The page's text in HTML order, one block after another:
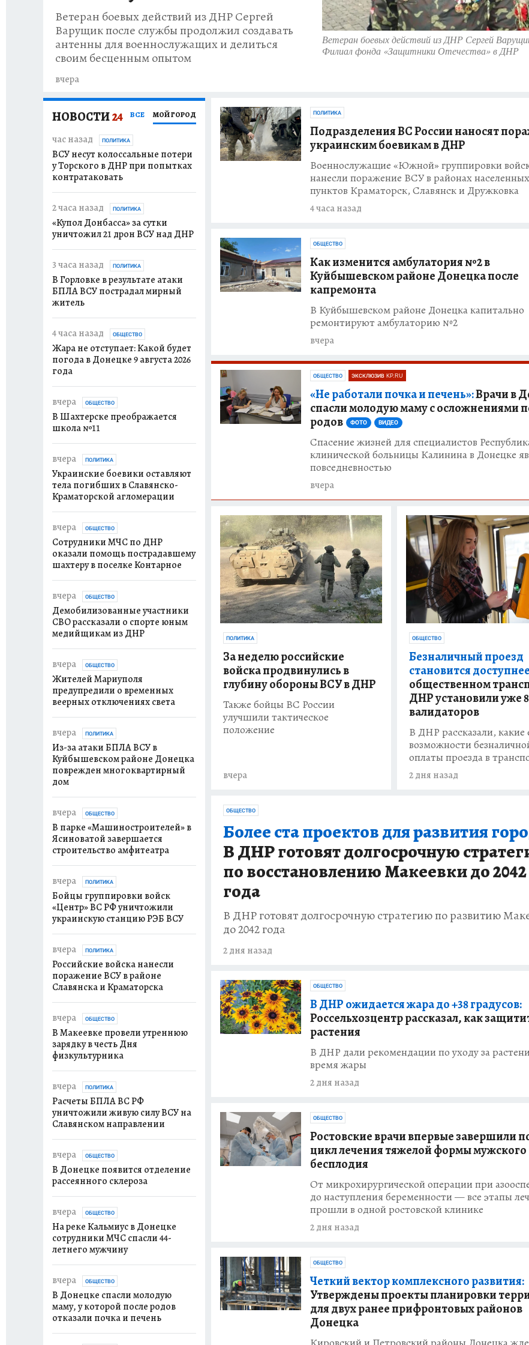
Ветеран боевых действий из ДНР Сергей
Филиал фонда «Защитники Отечества» в ДНР
Ветеран боевых действий из ДНР Сергей
Варущик после службы продолжил создавать
антенны для военнослужащих и делиться
своим бесценным опытом
вчера
ПОЛИТИКА
Подразделения ВС России наносят
украинским боевикам в ДНР
Военнослужащие «Южной» группировки
нанесли поражение ВСУ в районах населенных
пунктов Краматорск, Славянск и Дружковка
4 часа назад
ОБЩЕСТВО
Как изменится амбулатория №2 в
Куйбышевском районе Донецка после
капремонта
В Куйбышевском районе Донецка капитально
ремонтируют амбулаторию №2
вчера
ОБЩЕСТВО ЭКСКЛЮЗИВ KP.RU
«Не работали почка и печень»:Врачи в
спасли молодую маму с осложнениями
родов
ФОТО ВИДЕО
Спасение жизней для специалистов
клинической больницы Калинина в Донецке
повседневностью
вчера
ПОЛИТИКА
За неделю российские
войска продвинулись в
глубину обороны ВСУ в ДНР
Также бойцы ВС России
улучшили тактическое
положение
вчера
ОБЩЕСТВО
Безналичный проезд
становится
общественном
ДНР установили уже
валидаторов
В ДНР рассказали, какие
возможности
оплаты проезда в
2 дня назад
ОБЩЕСТВО
Более ста проектов для развития
В ДНР готовят долгосрочную
по восстановлению Макеевки до 2042
года
В ДНР готовят долгосрочную стратегию по развитию
до 2042 года
2 дня назад
ОБЩЕСТВО
В ДНР ожидается жара до +38 градусов:
Россельхозцентр рассказал, как
растения
В ДНР дали рекомендации по уходу за
время жары
2 дня назад
ОБЩЕСТВО
Ростовские врачи впервые завершили
цикл лечения тяжелой формы мужского
бесплодия
От микрохирургической операции при
до наступления беременности — все этапы
прошли в одной ростовской клинике
2 дня назад
ОБЩЕСТВО
Четкий вектор комплексного развития:
Утверждены проекты планировки
для двух ранее прифронтовых районов
Донецка
НОВОСТИ24 ВСЕ МОЙ ГОРОД
час назад ПОЛИТИКА
ВСУ несут колоссальные потери
у Торского в ДНР при попытках
контратаковать
2 часа назад ПОЛИТИКА
«Купол Донбасса» за сутки
уничтожил 21 дрон ВСУ над ДНР
3 часа назад ПОЛИТИКА
В Горловке в результате атаки
БПЛА ВСУ пострадал мирный
житель
4 часа назад ОБЩЕСТВО
Жара не отступает: Какой будет
погода в Донецке 9 августа 2026
года
вчера ОБЩЕСТВО
В Шахтерске преображается
школа №11
вчера ПОЛИТИКА
Украинские боевики оставляют
тела погибших в Славянско-
Краматорской агломерации
вчера ОБЩЕСТВО
Сотрудники МЧС по ДНР
оказали помощь пострадавшему
шахтеру в поселке Контарное
вчера ОБЩЕСТВО
Демобилизованные участники
СВО рассказали о спорте юным
медийщикам из ДНР
вчера ОБЩЕСТВО
Жителей Мариуполя
предупредили о временных
веерных отключениях света
вчера ПОЛИТИКА
Из-за атаки БПЛА ВСУ в
Куйбышевском районе Донецка
поврежден многоквартирный
дом
вчера ОБЩЕСТВО
В парке «Машиностроителей» в
Ясиноватой завершается
строительство амфитеатра
вчера ПОЛИТИКА
Бойцы группировки войск
«Центр» ВС РФ уничтожили
украинскую станцию РЭБ ВСУ
вчера ПОЛИТИКА
Российские войска нанесли
поражение ВСУ в районе
Славянска и Краматорска
вчера ОБЩЕСТВО
В Макеевке провели утреннюю
зарядку в честь Дня
физкультурника
вчера ПОЛИТИКА
Расчеты БПЛА ВС РФ
уничтожили живую силу ВСУ на
Славянском направлении
вчера ОБЩЕСТВО
В Донецке появится отделение
рассеянного склероза
вчера ОБЩЕСТВО
На реке Кальмиус в Донецке
сотрудники МЧС спасли 44-
летнего мужчину
вчера ОБЩЕСТВО
В Донецке спасли молодую
маму, у которой после родов
отказали почка и печень